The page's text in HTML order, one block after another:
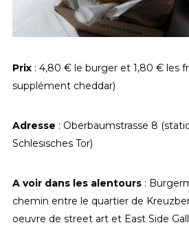
Prix : 4,80 € le burger et 1,80 € les
supplément cheddar)
Adresse : Oberbaumstrasse 8
Schlesisches Tor)
A voir dans les alentours :
chemin entre le quartier de
oeuvre de street art et East Side